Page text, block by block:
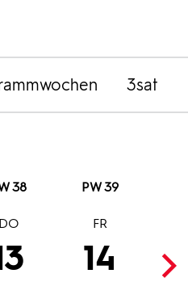
3sat
38 PW 39
DO
14
FR
15